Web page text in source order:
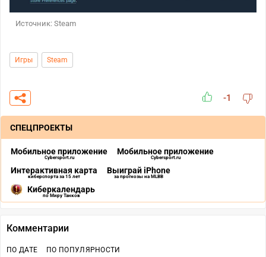
Источник: Steam
Игры Steam
-1
СПЕЦПРОЕКТЫ
Мобильное приложение
Cybersport.ru
Мобильное приложение
Cybersport.ru
Интерактивная карта
киберспорта за 15 лет
Выиграй iPhone
за прогнозы на MLBB
Киберкалендарь
по Миру Танков
Комментарии
ПО ДАТЕ ПО ПОПУЛЯРНОСТИ